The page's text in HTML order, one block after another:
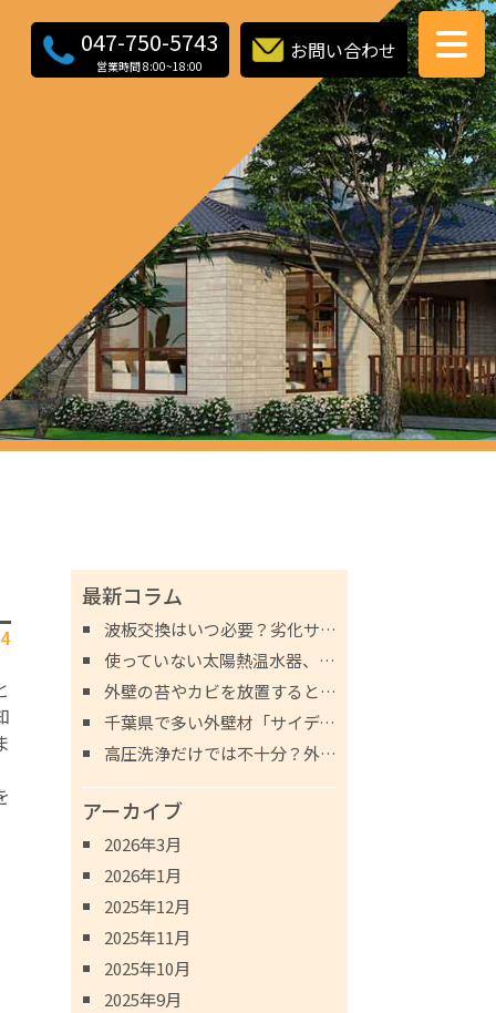
047-750-5743
営業時間 8:00~18:00
お問い合わせ
最新コラム
波板交換はいつ必要？劣化サインと放置するリスクを解説
使っていない太陽熱温水器、そのままで大丈夫？撤去が必要な理由とは
外壁の苔やカビを放置するとどうなる？健康リスクと劣化パターンを解説
千葉県で多い外壁材「サイディング」の劣化症状とメンテナンス方法
高圧洗浄だけでは不十分？外壁塗装前の「下地補修」の重要性
アーカイブ
2026年3月
2026年1月
2025年12月
2025年11月
2025年10月
2025年9月